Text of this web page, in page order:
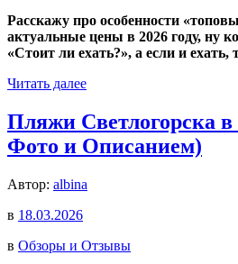
Расскажу про особенности
актуальные цены в 2026 году, ну
«Стоит ли ехать?», а если и
Читать далее
Пляжи Светлогорска в
Фото и Описанием)
Автор: albina
в 18.03.2026
в Обзоры и Отзывы